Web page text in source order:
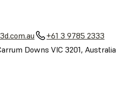
+61 3 9785 2333
Downs VIC 3201, Australia